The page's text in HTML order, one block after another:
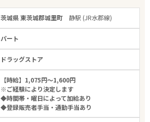
茨城県 東茨城郡城里町静駅 (JR水郡線)
パート
ドラッグストア
【時給】1,075円～1,600円
※ご経験により決定します
◆時間帯・曜日によって加給あり
◆登録販売者手当・通勤手当あり